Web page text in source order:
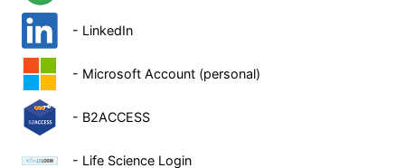
- LinkedIn
- Microsoft Account (personal)
- B2ACCESS
- Life Science Login